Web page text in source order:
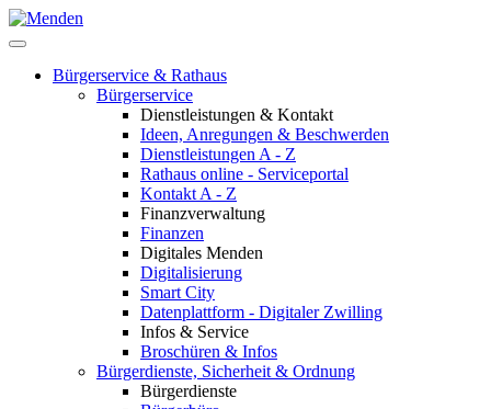
Bürgerservice & Rathaus
Bürgerservice
Dienstleistungen & Kontakt
Ideen, Anregungen & Beschwerden
Dienstleistungen A - Z
Rathaus online - Serviceportal
Kontakt A - Z
Finanzverwaltung
Finanzen
Digitales Menden
Digitalisierung
Smart City
Datenplattform - Digitaler Zwilling
Infos & Service
Broschüren & Infos
Bürgerdienste, Sicherheit & Ordnung
Bürgerdienste